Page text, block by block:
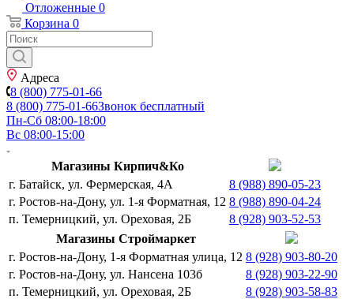
Отложенные 0
Корзина 0
Адреса
8 (800) 775-01-66
8 (800) 775-01-66Звонок бесплатный
Пн-Сб 08:00-18:00
Вс 08:00-15:00
Магазины Кирпич&Ко
г. Батайск, ул. Фермерская, 4А
8 (988) 890-05-23
г. Ростов-на-Дону, ул. 1-я Форматная, 12 8 (988) 890-04-24
п. Темерницкий, ул. Ореховая, 2Б
8 (928) 903-52-53
Магазины Строймаркет
г. Ростов-на-Дону, 1-я Форматная улица, 12 8 (928) 903-80-20
г. Ростов-на-Дону, ул. Нансена 103б
8 (928) 903-22-90
п. Темерницкий, ул. Ореховая, 2Б
8 (928) 903-58-83